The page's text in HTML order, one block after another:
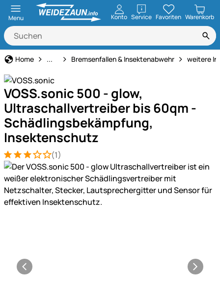
Menu Konto ServiceöffnenFavoriten Warenkorb
Home Tiervertreiber
... Bremsenfallen & Insektenabwehr weitere
VOSS.sonic 500 - glow,
Ultraschallvertreiber bis 60qm -
Schädlingsbekämpfung,
Insektenschutz
Bewertung: 3 von 5 (1 Bewertungen)
1 Bewertung(1)
Produktgalerie